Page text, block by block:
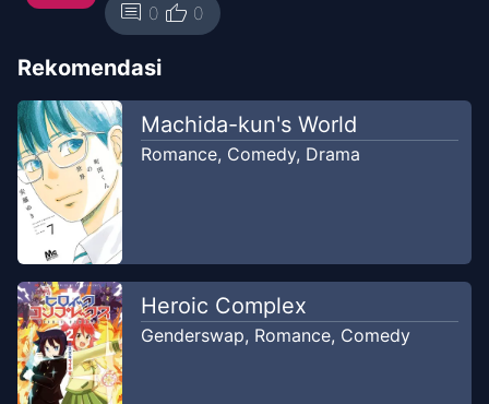
comment 0 thumb_up 0
Rekomendasi
Machida-kun's World
Romance, Comedy, Drama
Heroic Complex
Genderswap, Romance, Comedy